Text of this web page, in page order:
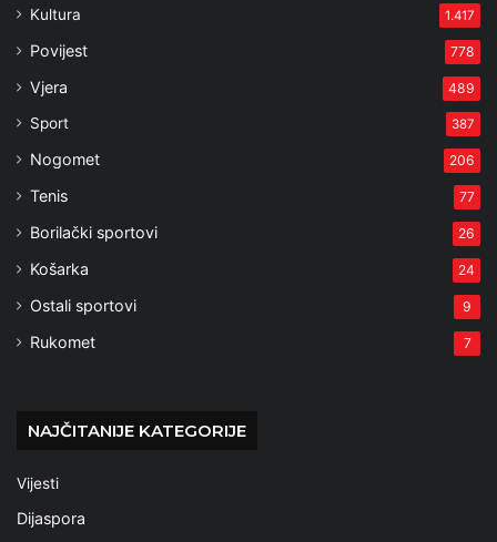
Kultura 1.417
Povijest 778
Vjera 489
Sport 387
Nogomet 206
Tenis 77
Borilački sportovi 26
Košarka 24
Ostali sportovi 9
Rukomet 7
NAJČITANIJE KATEGORIJE
Vijesti
Dijaspora